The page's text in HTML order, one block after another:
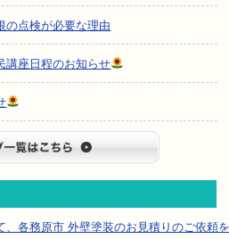
の点検が必要な理由
講座日程のお知らせ
、各務原市 外壁塗装のお見積りのご依頼